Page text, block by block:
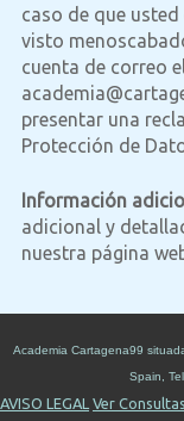
caso de que
visto
cuenta de correo
presentar una
Protección de
Información
adicional y
nuestra página
Academia Cartagena99
Spain
AVISO LEGAL Ver